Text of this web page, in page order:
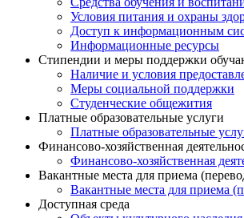
Условия питания и охраны
Доступ к информационным
Информационные ресурсы
Стипендии и меры поддержки
Наличие и условия
Меры социальной поддержки
Студенческие общежития
Платные образовательные услуги
Платные образовательные
Финансово-хозяйственная
Финансово-хозяйственная
Вакантные места для приема
Вакантные места для приема
Доступная среда